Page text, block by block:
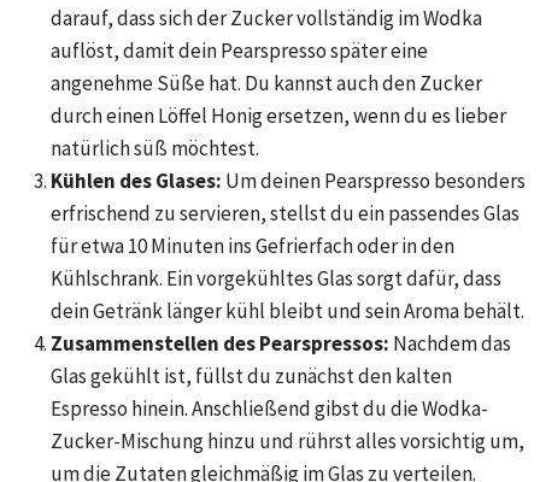
darauf, dass sich der Zucker vollständig im Wodka
auflöst, damit dein Pearspresso später eine
angenehme Süße hat. Du kannst auch den Zucker
durch einen Löffel Honig ersetzen, wenn du es lieber
natürlich süß möchtest.
Kühlen des Glases: Um deinen Pearspresso besonders
erfrischend zu servieren, stellst du ein passendes Glas
für etwa 10 Minuten ins Gefrierfach oder in den
Kühlschrank. Ein vorgekühltes Glas sorgt dafür, dass
dein Getränk länger kühl bleibt und sein Aroma behält.
Zusammenstellen des Pearspressos: Nachdem das
Glas gekühlt ist, füllst du zunächst den kalten
Espresso hinein. Anschließend gibst du die Wodka-
Zucker-Mischung hinzu und rührst alles vorsichtig um,
um die Zutaten gleichmäßig im Glas zu verteilen.